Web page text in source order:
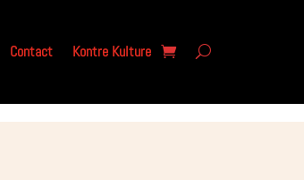
Contact Kontre Kulture